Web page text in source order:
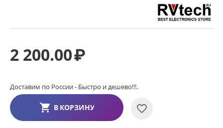
2 200.00₽
Доставим по России - Быстро и дешево!!!.
В КОРЗИНУ